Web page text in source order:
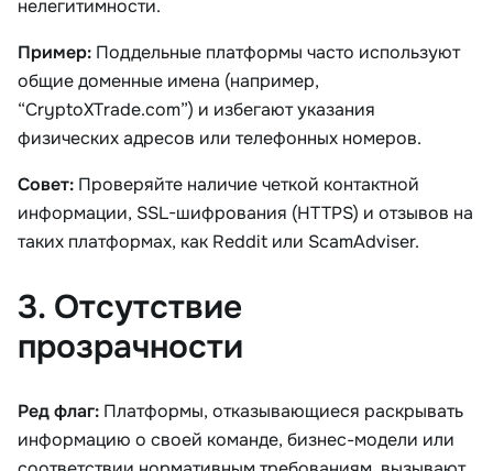
нелегитимности.
Пример: Поддельные платформы часто используют
общие доменные имена (например,
“CryptoXTrade.com”) и избегают указания
физических адресов или телефонных номеров.
Совет: Проверяйте наличие четкой контактной
информации, SSL-шифрования (HTTPS) и отзывов на
таких платформах, как Reddit или ScamAdviser.
3. Отсутствие
прозрачности
Ред флаг: Платформы, отказывающиеся раскрывать
информацию о своей команде, бизнес-модели или